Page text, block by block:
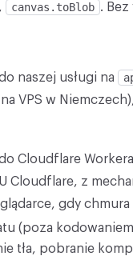
canvas.toBlob . Bez
naszej usługi na
na VPS w
Cloudflare
Cloudflare, z
gdy chmura
(poza
tła, pobranie